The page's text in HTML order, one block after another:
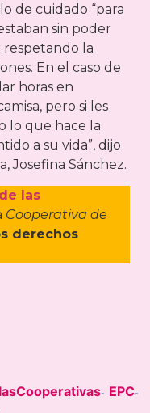
de cuidado “para
sin poder
respetando la
En el caso de
horas en
pero si les
lo que hace la
a su vida”, dijo
Josefina Sánchez.
las
Cooperativa de
derechos
- EPC-